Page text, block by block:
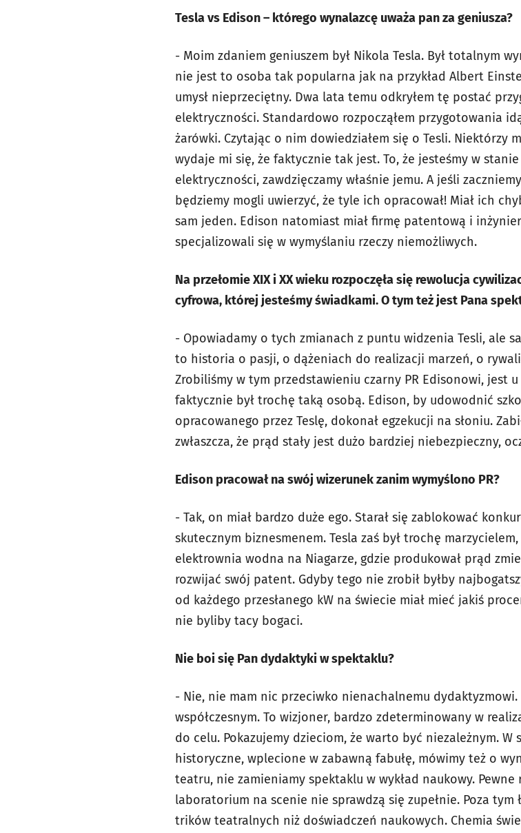
Tesla vs Edison – którego wynalazcę uważa pan za geniusza?
- Moim zdaniem geniuszem był Nikola Tesla. Był totalnym
nie jest to osoba tak popularna jak na przykład Albert
umysł nieprzeciętny. Dwa lata temu odkryłem tę postać
elektryczności. Standardowo rozpocząłem przygotowania
żarówki. Czytając o nim dowiedziałem się o Tesli. Niektórzy
wydaje mi się, że faktycznie tak jest. To, że jesteśmy w
elektryczności, zawdzięczamy właśnie jemu. A jeśli
będziemy mogli uwierzyć, że tyle ich opracował! Miał ich
sam jeden. Edison natomiast miał firmę patentową i
specjalizowali się w wymyślaniu rzeczy niemożliwych.
Na przełomie XIX i XX wieku rozpoczęła się rewolucja
cyfrowa, której jesteśmy świadkami. O tym też jest Pana
- Opowiadamy o tych zmianach z puntu widzenia Tesli, ale
to historia o pasji, o dążeniach do realizacji marzeń, o
Zrobiliśmy w tym przedstawieniu czarny PR Edisonowi, jest
faktycznie był trochę taką osobą. Edison, by udowodnić
opracowanego przez Teslę, dokonał egzekucji na słoniu.
zwłaszcza, że prąd stały jest dużo bardziej niebezpieczny,
Edison pracował na swój wizerunek zanim wymyślono PR?
- Tak, on miał bardzo duże ego. Starał się zablokować
skutecznym biznesmenem. Tesla zaś był trochę
elektrownia wodna na Niagarze, gdzie produkował prąd
rozwijać swój patent. Gdyby tego nie zrobił byłby
od każdego przesłanego kW na świecie miał mieć jakiś
nie byliby tacy bogaci.
Nie boi się Pan dydaktyki w spektaklu?
- Nie, nie mam nic przeciwko nienachalnemu
współczesnym. To wizjoner, bardzo zdeterminowany w
do celu. Pokazujemy dzieciom, że warto być niezależnym.
historyczne, wplecione w zabawną fabułę, mówimy też o
teatru, nie zamieniamy spektaklu w wykład naukowy.
laboratorium na scenie nie sprawdzą się zupełnie. Poza
trików teatralnych niż doświadczeń naukowych. Chemia